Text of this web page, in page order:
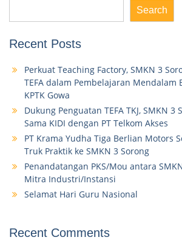
Search
Recent Posts
Perkuat Teaching Factory, SMKN 3
TEFA dalam Pembelajaran Mendalam
KPTK Gowa
Dukung Penguatan TEFA TKJ, SMKN 3
Sama KIDI dengan PT Telkom Akses
PT Krama Yudha Tiga Berlian Motors
Truk Praktik ke SMKN 3 Sorong
Penandatangan PKS/Mou antara
Mitra Industri/Instansi
Selamat Hari Guru Nasional
Recent Comments